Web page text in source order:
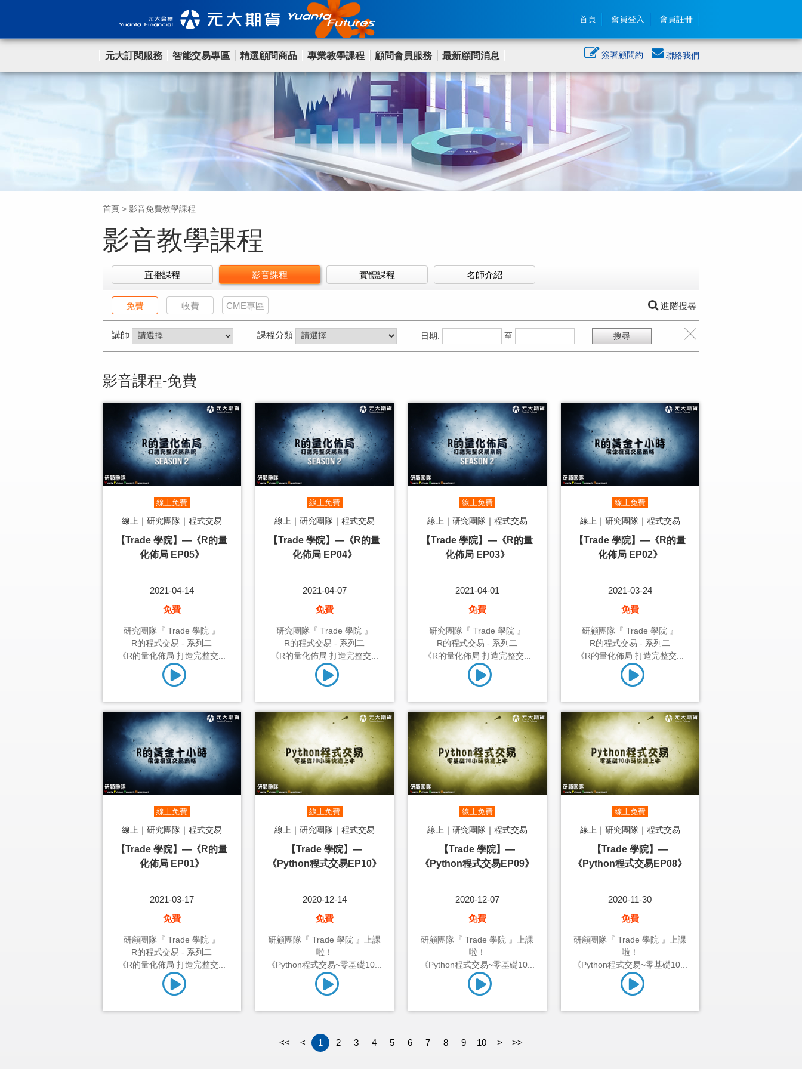
首頁 會員登入 會員註冊
元大訂閱服務 智能交易專區 精選顧問商品 專業教學課程 顧問會員服務 最新顧問消息 簽署顧問約 聯絡我們
首頁 > 影音免費教學課程
影音教學課程
直播課程 影音課程 實體課程 名師介紹
免費 收費 CME專區 進階搜尋
講師 課程分類 日期: 至
影音課程-免費
線上免費
線上｜研究團隊｜程式交易
【Trade 學院】—《R的量
化佈局 EP05》
2021-04-14
免費
研究團隊『 Trade 學院 』
R的程式交易 - 系列二
《R的量化佈局 打造完整交...
線上免費
線上｜研究團隊｜程式交易
【Trade 學院】—《R的量
化佈局 EP04》
2021-04-07
免費
研究團隊『 Trade 學院 』
R的程式交易 - 系列二
《R的量化佈局 打造完整交...
線上免費
線上｜研究團隊｜程式交易
【Trade 學院】—《R的量
化佈局 EP03》
2021-04-01
免費
研究團隊『 Trade 學院 』
R的程式交易 - 系列二
《R的量化佈局 打造完整交...
線上免費
線上｜研究團隊｜程式交易
【Trade 學院】—《R的量
化佈局 EP02》
2021-03-24
免費
研顧團隊『 Trade 學院 』
R的程式交易 - 系列二
《R的量化佈局 打造完整交...
線上免費
線上｜研究團隊｜程式交易
【Trade 學院】—《R的量
化佈局 EP01》
2021-03-17
免費
研顧團隊『 Trade 學院 』
R的程式交易 - 系列二
《R的量化佈局 打造完整交...
線上免費
線上｜研究團隊｜程式交易
【Trade 學院】—
《Python程式交易EP10》
2020-12-14
免費
研顧團隊『 Trade 學院 』上課
啦！
《Python程式交易~零基礎10...
線上免費
線上｜研究團隊｜程式交易
【Trade 學院】—
《Python程式交易EP09》
2020-12-07
免費
研顧團隊『 Trade 學院 』上課
啦！
《Python程式交易~零基礎10...
線上免費
線上｜研究團隊｜程式交易
【Trade 學院】—
《Python程式交易EP08》
2020-11-30
免費
研顧團隊『 Trade 學院 』上課
啦！
《Python程式交易~零基礎10...
<< < 1 2 3 4 5 6 7 8 9 10 > >>